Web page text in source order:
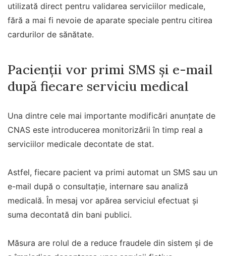
utilizată direct pentru validarea serviciilor medicale,
fără a mai fi nevoie de aparate speciale pentru citirea
cardurilor de sănătate.
Pacienții vor primi SMS și e-mail
după fiecare serviciu medical
Una dintre cele mai importante modificări anunțate de
CNAS este introducerea monitorizării în timp real a
serviciilor medicale decontate de stat.
Astfel, fiecare pacient va primi automat un SMS sau un
e-mail după o consultație, internare sau analiză
medicală. În mesaj vor apărea serviciul efectuat și
suma decontată din bani publici.
Măsura are rolul de a reduce fraudele din sistem și de